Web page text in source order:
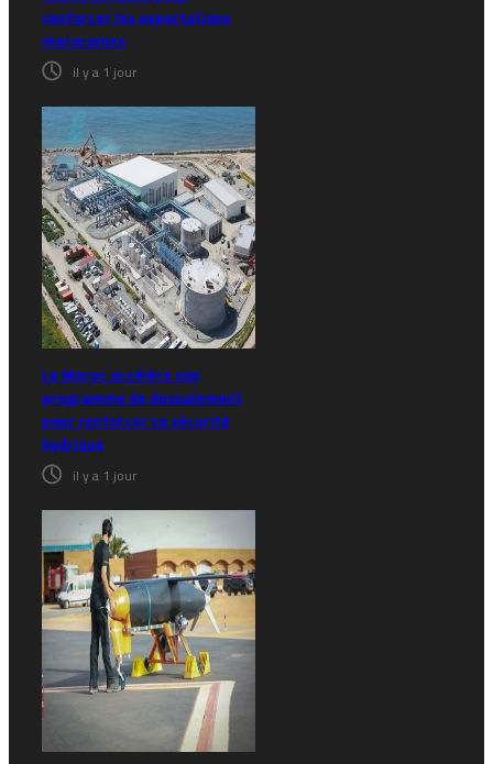
renforcer les exportations
marocaines
il y a 1 jour
Le Maroc accélère son
programme de dessalement
pour renforcer sa sécurité
hydrique
il y a 1 jour